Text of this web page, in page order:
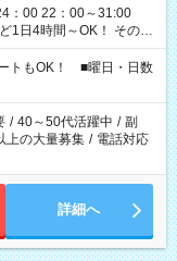
：00 22：00～31:00
間～OK！ その他
ください！
トもOK！ ■曜日・日数
/ 40～50代活躍中 / 副
上の大量募集 / 電話対応
詳細へ